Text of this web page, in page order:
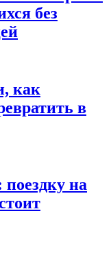
без
как
в
поездку на